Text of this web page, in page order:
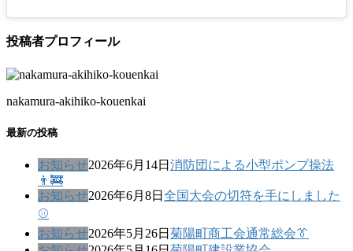
投稿者プロフィール
nakamura-akihiko-kouenkai
最新の投稿
お知らせ2026年6月14日 消防団による小型ポンプ操法
👨‍🚒
お知らせ2026年6月8日 全国大会の切符を手にしました
⚾
お知らせ2026年5月26日 菊陽町商工会通常総会👔